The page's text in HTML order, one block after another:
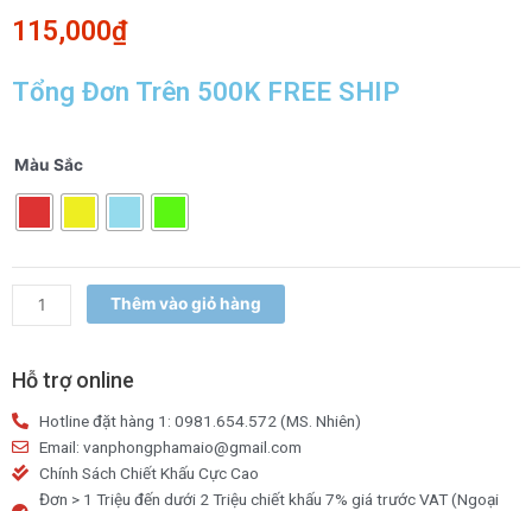
115,000₫
Tổng Đơn Trên 500K FREE SHIP
Màu Sắc
Cây
3F6
số
Thêm vào giỏ hàng
Hỗ trợ online
Hotline đặt hàng 1: 0981.654.572 (MS. Nhiên)
Email: vanphongphamaio@gmail.com
Chính Sách Chiết Khấu Cực Cao
Đơn > 1 Triệu đến dưới 2 Triệu chiết khấu 7% giá trước VAT (Ngoại